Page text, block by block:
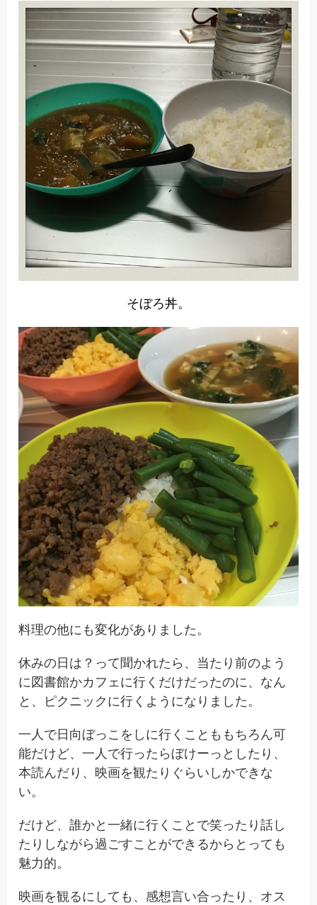
そぼろ丼。
料理の他にも変化がありました。
休みの日は？って聞かれたら、当たり前のよう
に図書館かカフェに行くだけだったのに、なん
と、ピクニックに行くようになりました。
一人で日向ぼっこをしに行くことももちろん可
能だけど、一人で行ったらぼけーっとしたり、
本読んだり、映画を観たりぐらいしかできな
い。
だけど、誰かと一緒に行くことで笑ったり話し
たりしながら過ごすことができるからとっても
魅力的。
映画を観るにしても、感想言い合ったり、オス